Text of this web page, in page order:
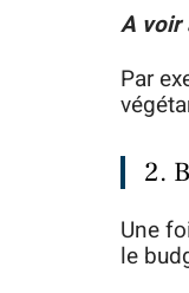
A voir
Par
2.
Une
le